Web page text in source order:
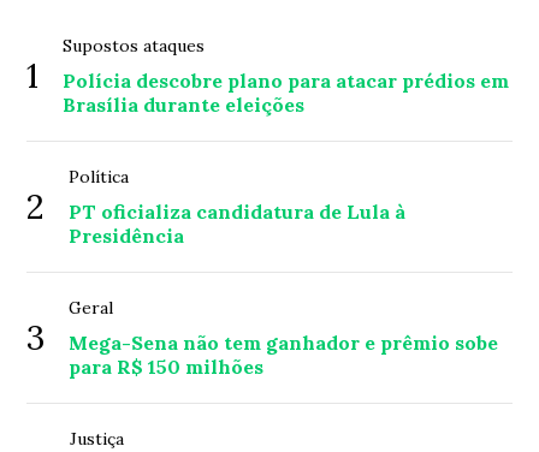
1
Supostos ataques
Polícia descobre plano para atacar prédios em
Brasília durante eleições
2
Política
PT oficializa candidatura de Lula à
Presidência
3
Geral
Mega-Sena não tem ganhador e prêmio sobe
para R$ 150 milhões
Justiça